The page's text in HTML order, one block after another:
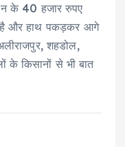
के 40 हजार रुपए
है और हाथ पकड़कर आगे
शहडोल,
के किसानों से भी बात